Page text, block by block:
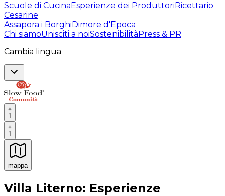
Scuole di CucinaEsperienze dei ProduttoriRicettario
Cesarine
Assapora i BorghiDimore d'Epoca
Chi siamoUnisciti a noiSostenibilitàPress & PR
Cambia lingua
1
1
mappa
Esperienze culinarie indimenticabili: Esperienze
Villa Literno: Esperienze